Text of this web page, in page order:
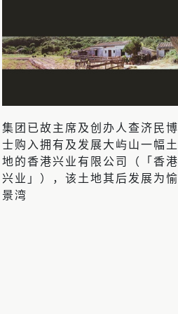
集团已故主席及创办人查济民博
士购入拥有及发展大屿山一幅土
地的香港兴业有限公司（「香港
兴业」），该土地其后发展为愉
景湾